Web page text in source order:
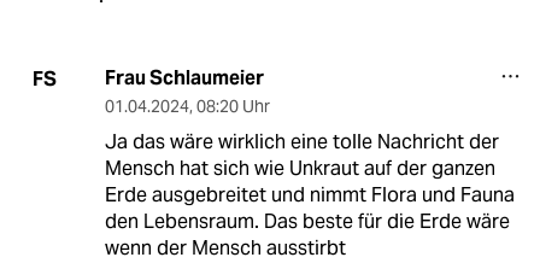
FS Frau Schlaumeier
01.04.2024, 08:20 Uhr
Ja das wäre wirklich eine tolle Nachricht der
Mensch hat sich wie Unkraut auf der ganzen
Erde ausgebreitet und nimmt Flora und Fauna
den Lebensraum. Das beste für die Erde wäre
wenn der Mensch ausstirbt